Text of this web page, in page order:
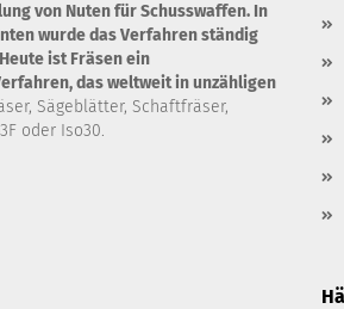
von Nuten für Schusswaffen. In
wurde das Verfahren ständig
ist Fräsen ein
das weltweit in unzähligen
Sägeblätter, Schaftfräser,
oder Iso30.